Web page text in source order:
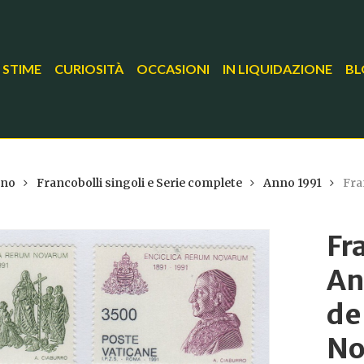
CURIOSITÀ OCCASIONI IN LIQUIDAZIONE
Francobolli singoli e Serie complete Anno 1991